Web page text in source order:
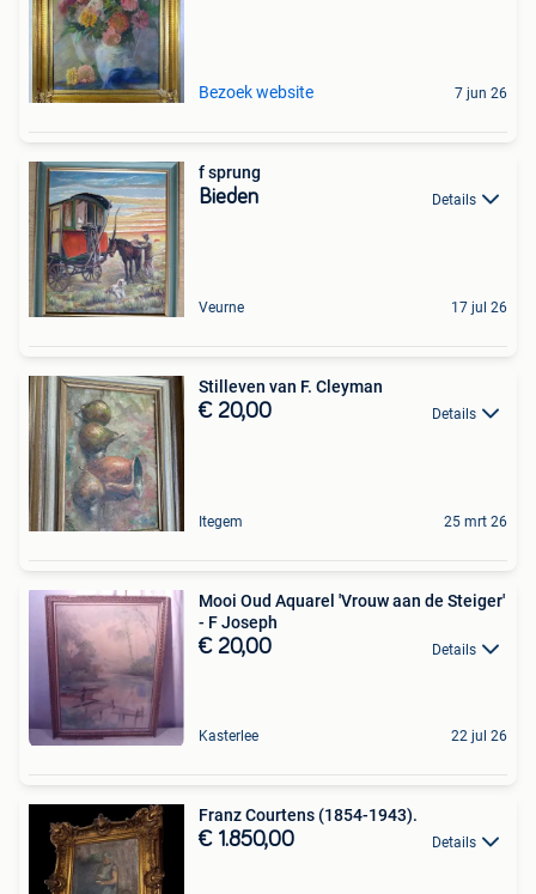
Bezoek website 7 jun 26
f sprung
Bieden Details
Veurne 17 jul 26
Stilleven van F. Cleyman
€ 20,00 Details
Itegem 25 mrt 26
Mooi Oud Aquarel 'Vrouw aan de Steiger'
- F Joseph
€ 20,00 Details
Kasterlee 22 jul 26
Franz Courtens (1854-1943).
€ 1.850,00 Details